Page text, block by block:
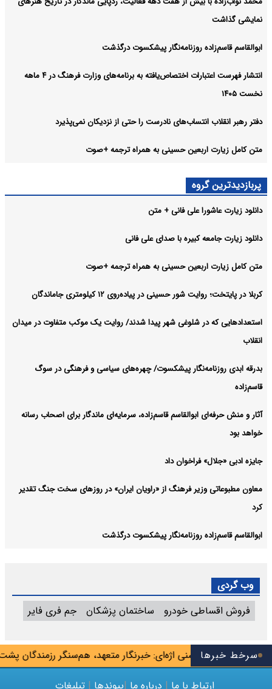
سرخط خبرهامحسنی اژه‌ای: خبرنگار متعهد، هم‌سنگر رزمندگان پشت می‌زنند
نمایشی گذاشت
ابوالقاسم قاسم‌زاده روزنامه‌نگار پیشکسوت درگذشت
انتشار فهرست اعتبارات اختصاص‌یافته به برنامه‌های وزارت فرهنگ در ۴ ماهه
نخست ۱۴۰۵
دفتر رهبر انقلاب انتساب‌های نادرست را حتی از نزدیکان نمی‌پذیرد
متن کامل زیارت اربعین حسینی به همراه ترجمه +صوت
پربازدیدترین گروه
دانلود زیارت عاشورا علی فانی + متن
دانلود زیارت جامعه کبیره با صدای علی فانی
متن کامل زیارت اربعین حسینی به همراه ترجمه +صوت
کربلا در پایتخت؛ روایت شور حسینی در پیاده‌روی ۱۲ کیلومتری جاماندگان
استعدادهایی که در شلوغی شهر پیدا شدند/ روایت یک موکب متفاوت در میدان
انقلاب
بدرقه ابدی روزنامه‌نگار پیشکسوت/ چهره‌های سیاسی و فرهنگی در سوگ
قاسم‌زاده
آثار و منش حرفه‌ای ابوالقاسم قاسم‌زاده، سرمایه‌ای ماندگار برای اصحاب رسانه
خواهد بود
جایزه ادبی «جلال» فراخوان داد
معاون مطبوعاتی وزیر فرهنگ از «راویان ایران» در روزهای سخت جنگ تقدیر
کرد
ابوالقاسم قاسم‌زاده روزنامه‌نگار پیشکسوت درگذشت
وب گردی
فروش اقساطی خودرو
ساختمان پزشکان جم فری فایر
ارتباط با ما | درباره ما |پیوندها | تبلیغات